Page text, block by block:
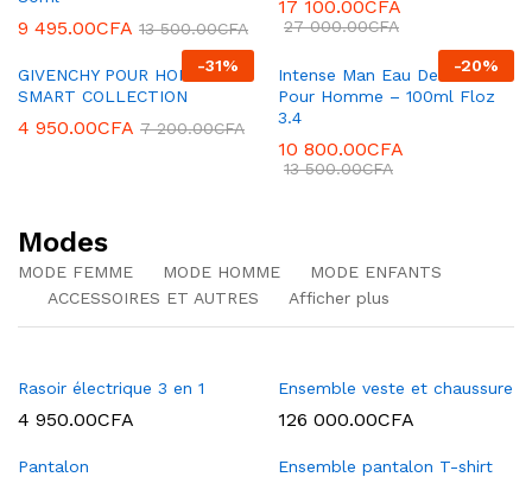
9 495.00CFA 13 500.00CFA
17 100.00CFA
27 000.00CFA
-31%
GIVENCHY POUR HOMME
SMART COLLECTION
4 950.00CFA 7 200.00CFA
-20%
Intense Man Eau De Parfum
Pour Homme – 100ml Floz
3.4
10 800.00CFA
13 500.00CFA
Modes
MODE FEMME MODE HOMME
MODE ENFANTS
ACCESSOIRES ET AUTRES
Afficher plus
Rasoir électrique 3 en 1
4 950.00CFA
Ensemble veste et chaussure
126 000.00CFA
Pantalon Ensemble pantalon T-shirt